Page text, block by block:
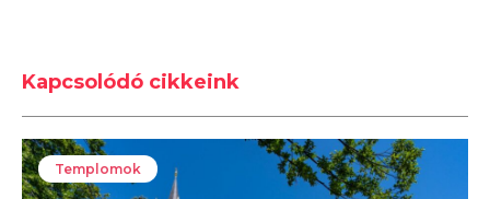
Kapcsolódó cikkeink
Templomok